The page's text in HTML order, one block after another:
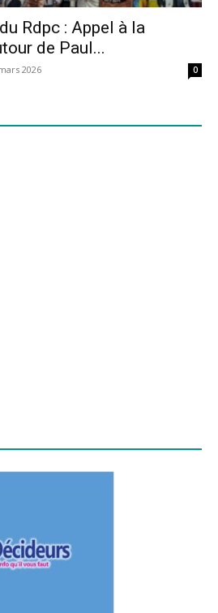
Rdpc : Appel à la
de Paul...
2026 0